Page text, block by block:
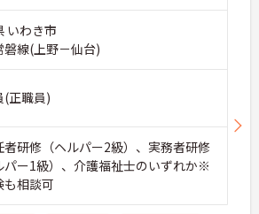
いわき市
磐線(上野－仙台)
(正職員)
研修（ヘルパー2級）、実務者研修
パー1級）、介護福祉士のいずれか※
も相談可